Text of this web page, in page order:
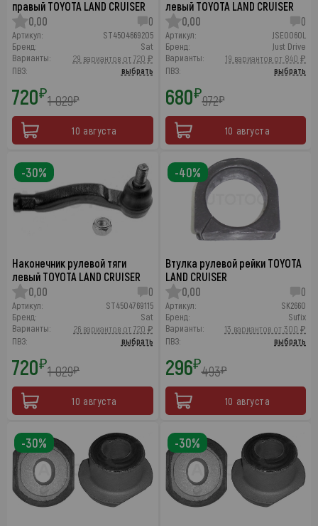
правый TOYOTA LAND CRUISER
0,00
0
Артикул:
ST4504669205
Бренд:
Sat
Варианты:
29 вариантов от 720 ₽
ПВЗ:
выбрать
720₽1 029₽
10 августа
левый TOYOTA LAND CRUISER
0,00
0
Артикул:
JSE0060L
Бренд:
Just Drive
Варианты:
19 вариантов от 840 ₽
ПВЗ:
выбрать
680₽972₽
10 августа
Наконечник рулевой тяги
левый TOYOTA LAND CRUISER
0,00
0
Артикул:
ST4504769115
Бренд:
Sat
Варианты:
26 вариантов от 720 ₽
ПВЗ:
выбрать
720₽1 029₽
10 августа
-30%
Втулка рулевой рейки TOYOTA
LAND CRUISER
0,00
0
Артикул:
SK2660
Бренд:
Sufix
Варианты:
13 вариантов от 300 ₽
ПВЗ:
выбрать
296₽493₽
10 августа
-40%
-30% -30%